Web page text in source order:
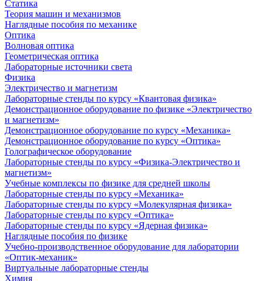
Статика
Теория машин и механизмов
Наглядные пособия по механике
Оптика
Волновая оптика
Геометрическая оптика
Лабораторные источники света
Физика
Электричество и магнетизм
Лабораторные стенды по курсу «Квантовая физика»
Демонстрационное оборудование по физике «Электричество
и магнетизм»
Демонстрационное оборудование по курсу «Механика»
Демонстрационное оборудование по курсу «Оптика»
Голографическое оборудование
Лабораторные стенды по курсу «Физика-Электричество и
магнетизм»
Учебные комплексы по физике для средней школы
Лабораторные стенды по курсу «Механика»
Лабораторные стенды по курсу «Молекулярная физика»
Лабораторные стенды по курсу «Оптика»
Лабораторные стенды по курсу «Ядерная физика»
Наглядные пособия по физике
Учебно-производственное оборудование для лаборатории
«Оптик-механик»
Виртуальные лабораторные стенды
Химия